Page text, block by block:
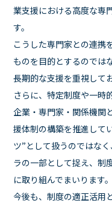
業支援における高度な専
す。
こうした専門家との連携
ものを目的とするのでは
長期的な支援を重視して
さらに、特定制度や一時
企業・専門家・関係機関
援体制の構築を推進して
ツ”として扱うのではな
ラの一部として捉え、制
に取り組んでまいります。
今後も、制度の適正活用